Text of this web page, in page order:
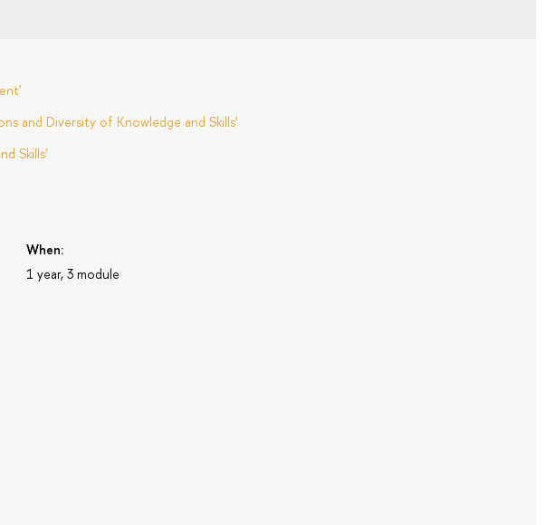
and Diversity of Knowledge and Skills'
Skills'
When:
1 year, 3 module